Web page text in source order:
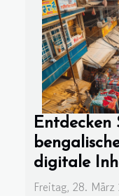
digitale
Freitag, 28. März